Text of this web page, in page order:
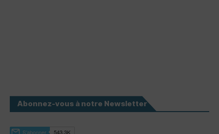
Abonnez-vous à notre Newsletter